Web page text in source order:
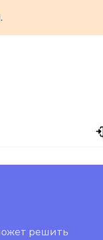
решить